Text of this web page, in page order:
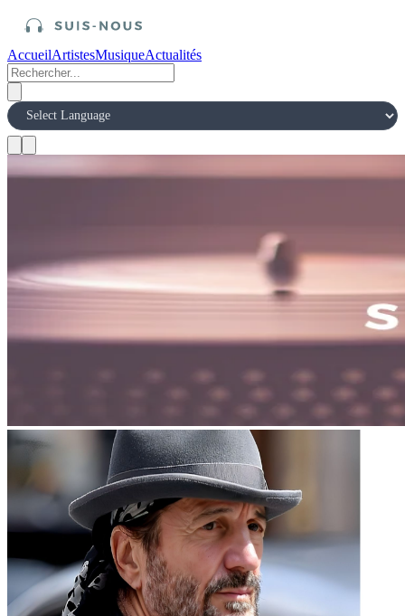
AccueilArtistesMusiqueActualités